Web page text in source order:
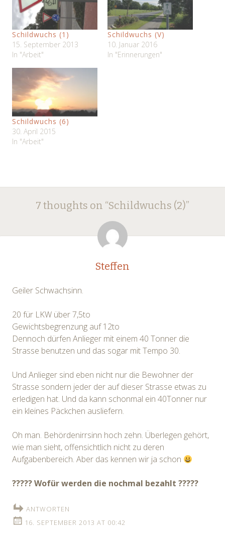
Schildwuchs (1)
15. September 2013
In "Arbeit"
Schildwuchs (V)
10. Januar 2016
In "Erinnerungen"
Schildwuchs (6)
30. April 2015
In "Arbeit"
Post
navigation
7 thoughts on “Schildwuchs (2)”
Steffen
Geiler Schwachsinn.
20 für LKW über 7,5to
Gewichtsbegrenzung auf 12to
Dennoch dürfen Anlieger mit einem 40 Tonner die
Strasse benutzen und das sogar mit Tempo 30.
Und Anlieger sind eben nicht nur die Bewohner der
Strasse sondern jeder der auf dieser Strasse etwas zu
erledigen hat. Und da kann schonmal ein 40Tonner nur
ein kleines Päckchen ausliefern.
Oh man. Behördenirrsinn hoch zehn. Überlegen gehört,
wie man sieht, offensichtlich nicht zu deren
Aufgabenbereich. Aber das kennen wir ja schon
????? Wofür werden die nochmal bezahlt ?????
ANTWORTEN
16. SEPTEMBER 2013 AT 00:42